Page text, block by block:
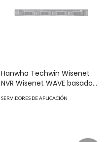
Hanwha Techwin Wisenet
NVR Wisenet WAVE basada
en Windows / Montable en
Rack 1U / Incluye licencia
SERVIDORES DE APLICACIÓN